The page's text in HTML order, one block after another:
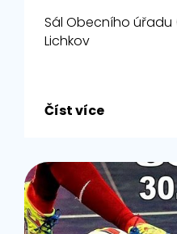
Sál Obecního úřadu
Lichkov
Číst více